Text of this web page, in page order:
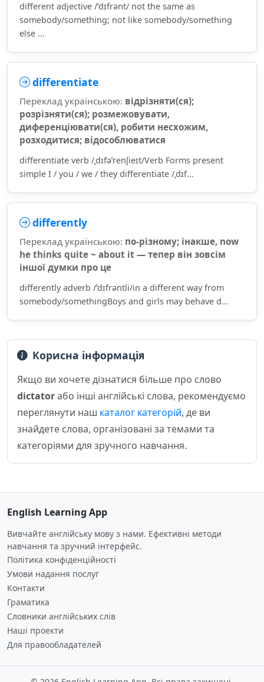
different adjective /ˈdɪfrənt/ not the same as
somebody/something; not like somebody/something
else ...
differentiate
Переклад українською: відрізняти(ся);
розрізняти(ся); розмежовувати,
диференціювати(ся), робити несхожим,
розходитися; відособлюватися
differentiate verb /ˌdɪfəˈrenʃieɪt/Verb Forms present
simple I / you / we / they differentiate /ˌdɪf...
differently
Переклад українською: по-різному; інакше, now
he thinks quite ~ about it — тепер він зовсім
іншої думки про це
differently adverb /ˈdɪfrəntli/in a different way from
somebody/somethingBoys and girls may behave d...
Корисна інформація
Якщо ви хочете дізнатися більше про слово
dictatorабо інші англійські слова, рекомендуємо
переглянути наш каталог категорій, де ви
знайдете слова, організовані за темами та
категоріями для зручного навчання.
English Learning App
Вивчайте англійську мову з нами. Ефективні методи
навчання та зручний інтерфейс.
Політика конфіденційності
Умови надання послуг
Контакти
Граматика
Словники англійських слів
Наші проекти
Для правообладателей